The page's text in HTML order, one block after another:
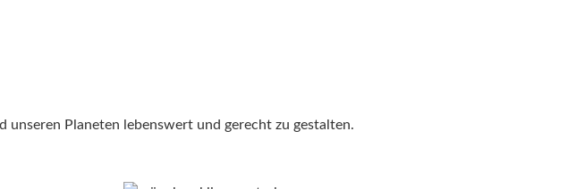
Planeten lebenswert und gerecht zu gestalten.